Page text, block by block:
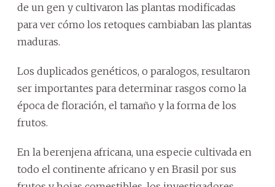
de un gen y cultivaron las plantas modificadas
para ver cómo los retoques cambiaban las plantas
maduras.
Los duplicados genéticos, o paralogos, resultaron
ser importantes para determinar rasgos como la
época de floración, el tamaño y la forma de los
frutos.
En la berenjena africana, una especie cultivada en
todo el continente africano y en Brasil por sus